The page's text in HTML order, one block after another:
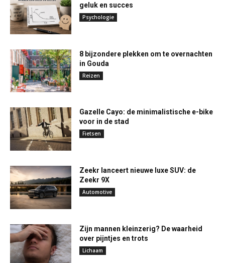
geluk en succes
Psychologie
8 bijzondere plekken om te overnachten
in Gouda
Reizen
Gazelle Cayo: de minimalistische e-bike
voor in de stad
Fietsen
Zeekr lanceert nieuwe luxe SUV: de
Zeekr 9X
Automotive
Zijn mannen kleinzerig? De waarheid
over pijntjes en trots
Lichaam